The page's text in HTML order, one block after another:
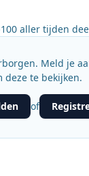
aller tijden
Meld je
deze te bekijken.
of